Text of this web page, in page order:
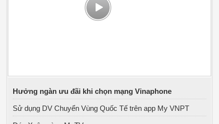
Hưởng ngàn ưu đãi khi chọn mạng Vinaphone
Sử dụng DV Chuyển Vùng Quốc Tế trên app My VNPT